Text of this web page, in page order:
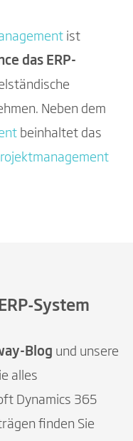
ist
das ERP-
Neben dem
beinhaltet das
System
Blog und unsere
alles
Dynamics 365
finden Sie